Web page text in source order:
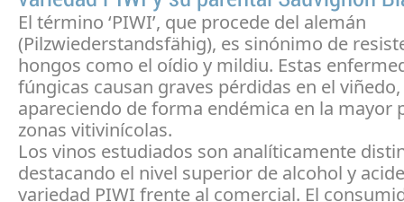
El término ‘PIWI’, que procede del alemán
(Pilzwiederstandsfähig), es sinónimo de
hongos como el oídio y mildiu. Estas
fúngicas causan graves pérdidas en el viñedo,
apareciendo de forma endémica en la mayor
zonas vitivinícolas.
Los vinos estudiados son analíticamente
destacando el nivel superior de alcohol y
variedad PIWI frente al comercial. El